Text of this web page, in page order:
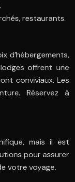
restaurants.
d’hébergements,
offrent une
conviviaux. Les
Réservez à
mais il est
pour assurer
votre voyage.